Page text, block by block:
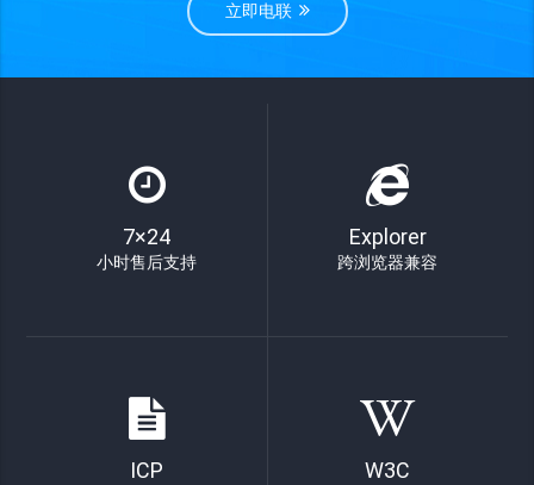
立即电联
7×24
小时售后支持
Explorer
跨浏览器兼容
ICP W3C